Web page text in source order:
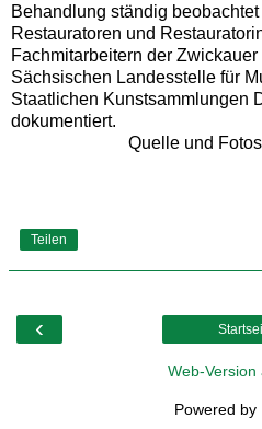
Behandlung ständig
Restauratoren und
Fachmitarbeitern der
Sächsischen Landesstelle für
Staatlichen Kunstsammlungen
dokumentiert.
Quelle und
Teilen
‹
Web-Version
Powered by